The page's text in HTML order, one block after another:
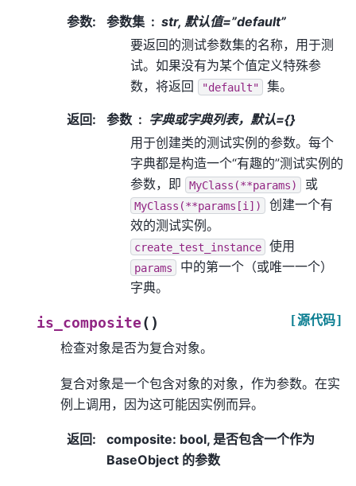
参数: 参数集
str, 默认值=”default”
要返回的测试参数集的名称，用于测
试。如果没有为某个值定义特殊参
数，将返回
"default" 集。
返回: 参数
字典或字典列表，默认={}
用于创建类的测试实例的参数。每个
字典都是构造一个“有趣的”测试实例的
参数，即
MyClass(**params) 或
MyClass(**params[i])
创建一个有
效的测试实例。
create_test_instance 使用
params
中的第一个（或唯一一个）
字典。
is_composite ( ) [源代码]
检查对象是否为复合对象。
复合对象是一个包含对象的对象，作为参数。在实
例上调用，因为这可能因实例而异。
返回:
composite: bool, 是否包含一个作为
BaseObject 的参数